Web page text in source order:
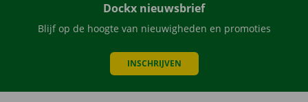
Dockx nieuwsbrief
Blijf op de hoogte van nieuwigheden en promoties
INSCHRIJVEN